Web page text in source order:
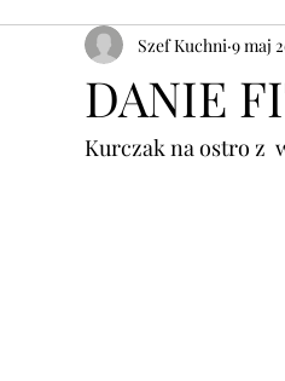
DANIE
Szef Kuchni 9 maj
Kurczak na ostro z